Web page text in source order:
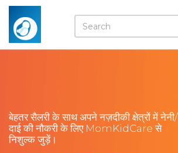
बेहतर सैलरी के साथ अपने नज़दीकी क्षेत्रों में नेनी/
दाई की नौकरी के लिए MomKidCare से
निशुल्क जुड़ें।